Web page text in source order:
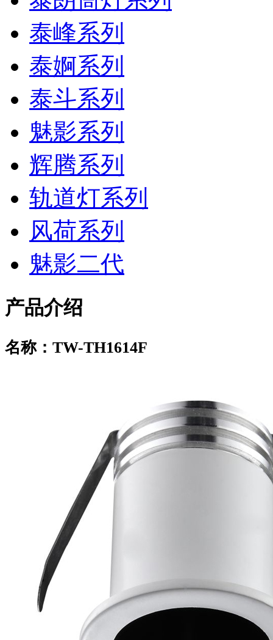
泰峰系列
泰婀系列
泰斗系列
魅影系列
辉腾系列
轨道灯系列
风荷系列
魅影二代
产品介绍
名称：TW-TH1614F